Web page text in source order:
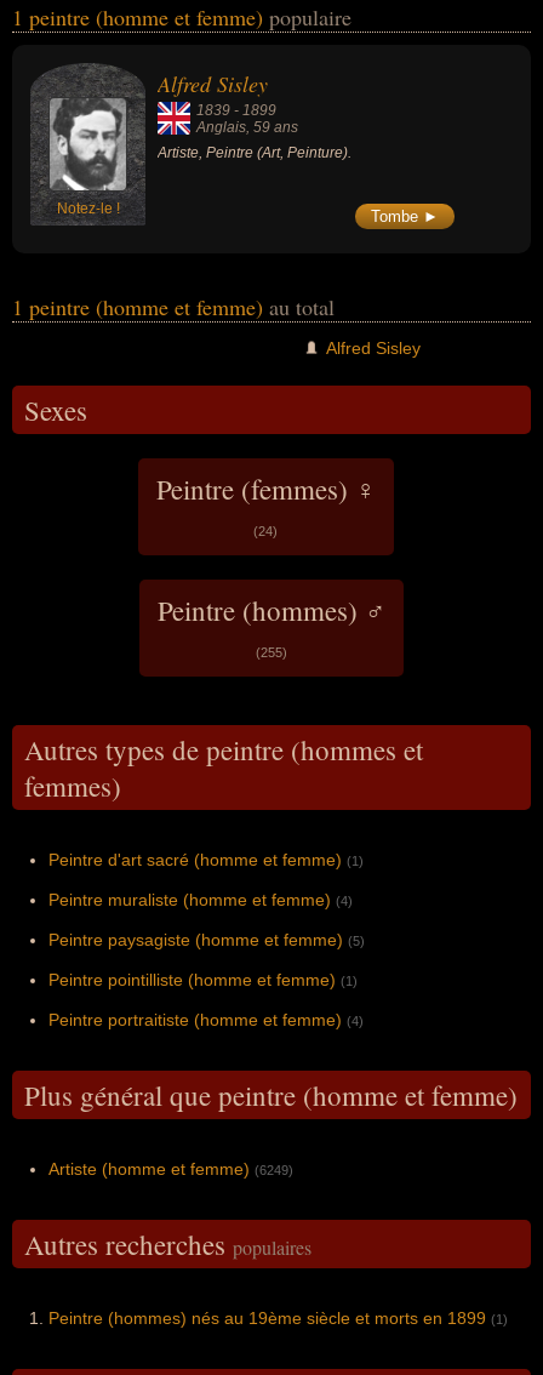
Ces célébrités peuvent également avoir été artiste. En ce qui
avoir été anglais par exemple.
1 peintre (homme et femme) populaire
Notez-le !
Alfred Sisley
1839 - 1899
Anglais, 59 ans
Artiste, Peintre (Art, Peinture).
Tombe ►
1 peintre (homme et femme) au total
Alfred Sisley
Sexes
Peintre (femmes) ♀
(24)
Peintre (hommes) ♂
(255)
Autres types de peintre (hommes et
femmes)
Peintre d'art sacré (homme et femme) (1)
Peintre muraliste (homme et femme) (4)
Peintre paysagiste (homme et femme) (5)
Peintre pointilliste (homme et femme) (1)
Peintre portraitiste (homme et femme) (4)
Plus général que peintre (homme et femme)
Artiste (homme et femme) (6249)
Autres recherches populaires
Peintre (hommes) nés au 19ème siècle et morts en 1899 (1)